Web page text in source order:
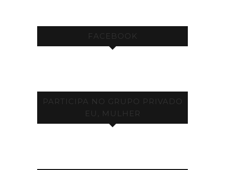
FACEBOOK
PARTICIPA NO GRUPO PRIVADO
EU, MULHER